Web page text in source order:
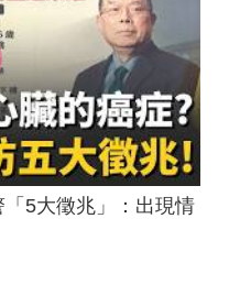
5大徵兆」：出現情